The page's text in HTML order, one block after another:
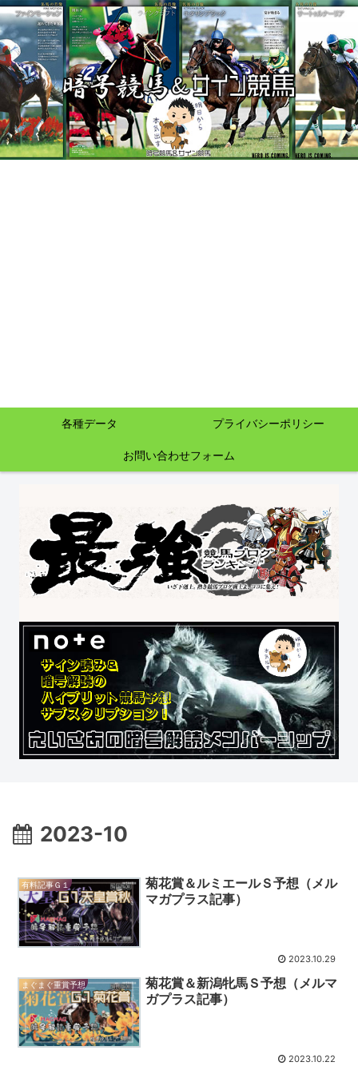
各種データ プライバシーポリシー
お問い合わせフォーム
2023-10
有料記事Ｇ１
菊花賞＆ルミエールＳ予想（メル
マガプラス記事）
2023.10.29
まぐまぐ重賞予想
菊花賞＆新潟牝馬Ｓ予想（メルマ
ガプラス記事）
2023.10.22